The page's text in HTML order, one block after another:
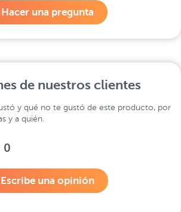
Hacer una pregunta
de nuestros clientes
y qué no te gustó de este producto, por
y a quién.
0
Escribe una opinión